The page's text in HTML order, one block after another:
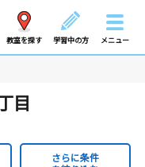
教室を探す 学習中の方 メニュー
目
さらに条件